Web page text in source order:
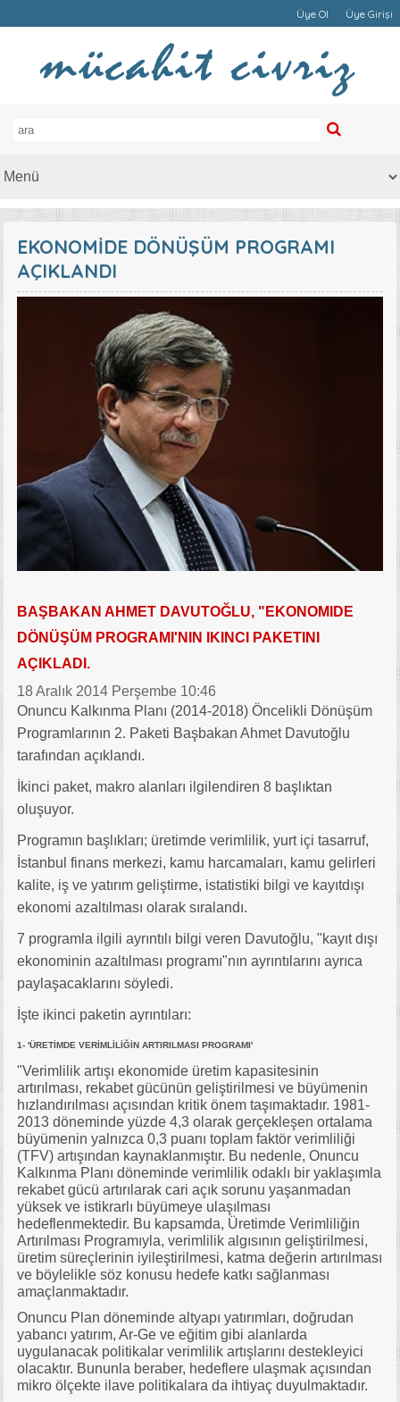
Üye Ol Üye Girişi
EKONOMİDE DÖNÜŞÜM PROGRAMI
AÇIKLANDI
BAŞBAKAN AHMET DAVUTOĞLU, "EKONOMIDE
DÖNÜŞÜM PROGRAMI'NIN IKINCI PAKETINI
AÇIKLADI.
18 Aralık 2014 Perşembe 10:46
Onuncu Kalkınma Planı (2014-2018) Öncelikli Dönüşüm
Programlarının 2. Paketi Başbakan Ahmet Davutoğlu
tarafından açıklandı.
İkinci paket, makro alanları ilgilendiren 8 başlıktan
oluşuyor.
Programın başlıkları; üretimde verimlilik, yurt içi tasarruf,
İstanbul finans merkezi, kamu harcamaları, kamu gelirleri
kalite, iş ve yatırım geliştirme, istatistiki bilgi ve kayıtdışı
ekonomi azaltılması olarak sıralandı.
7 programla ilgili ayrıntılı bilgi veren Davutoğlu, "kayıt dışı
ekonominin azaltılması programı"nın ayrıntılarını ayrıca
paylaşacaklarını söyledi.
İşte ikinci paketin ayrıntıları:
1- 'ÜRETİMDE VERİMLİLİĞİN ARTIRILMASI PROGRAMI'
"Verimlilik artışı ekonomide üretim kapasitesinin
artırılması, rekabet gücünün geliştirilmesi ve büyümenin
hızlandırılması açısından kritik önem taşımaktadır. 1981-
2013 döneminde yüzde 4,3 olarak gerçekleşen ortalama
büyümenin yalnızca 0,3 puanı toplam faktör verimliliği
(TFV) artışından kaynaklanmıştır. Bu nedenle, Onuncu
Kalkınma Planı döneminde verimlilik odaklı bir yaklaşımla
rekabet gücü artırılarak cari açık sorunu yaşanmadan
yüksek ve istikrarlı büyümeye ulaşılması
hedeflenmektedir. Bu kapsamda, Üretimde Verimliliğin
Artırılması Programıyla, verimlilik algısının geliştirilmesi,
üretim süreçlerinin iyileştirilmesi, katma değerin artırılması
ve böylelikle söz konusu hedefe katkı sağlanması
amaçlanmaktadır.
Onuncu Plan döneminde altyapı yatırımları, doğrudan
yabancı yatırım, Ar-Ge ve eğitim gibi alanlarda
uygulanacak politikalar verimlilik artışlarını destekleyici
olacaktır. Bununla beraber, hedeflere ulaşmak açısından
mikro ölçekte ilave politikalara da ihtiyaç duyulmaktadır.